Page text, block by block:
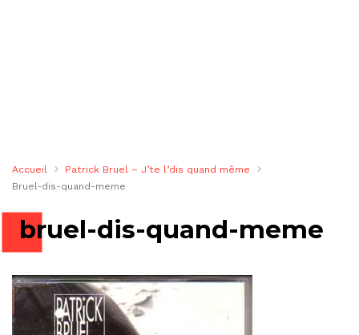
Accueil
Patrick Bruel – J’te l’dis quand même
Bruel-dis-quand-meme
bruel-dis-quand-meme